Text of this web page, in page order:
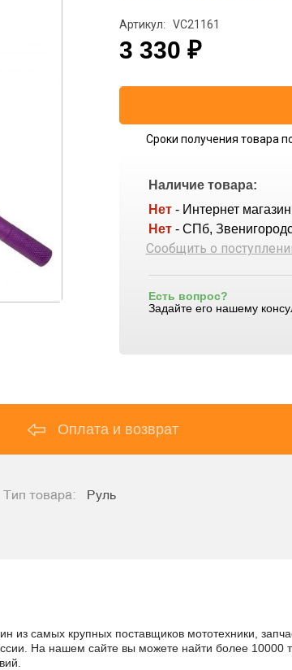
Артикул: VC21161
3 330 ₽
Сроки получения товара
Наличие товара:
Нет - Интернет магазин
Нет - СПб,
Сообщить о
Есть вопрос?
Задайте его нашему
Оплата и возврат
Тип товара: Руль
из самых крупных поставщиков мототехники,
На нашем сайте вы можете найти более 10000